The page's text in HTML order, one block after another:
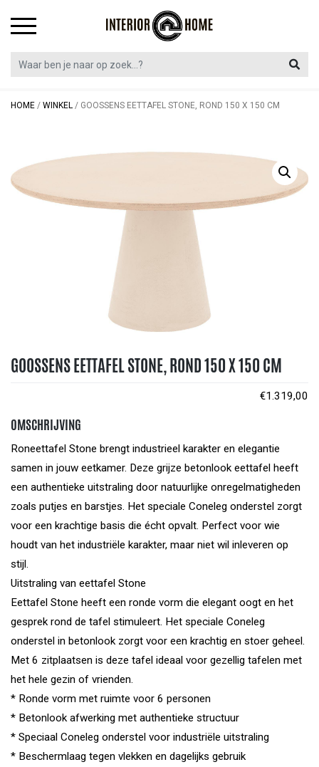
HOME / WINKEL / GOOSSENS EETTAFEL STONE, ROND 150 X 150 CM
GOOSSENS EETTAFEL STONE, ROND 150 X 150 CM
€1.319,00
OMSCHRIJVING
Roneettafel Stone brengt industrieel karakter en elegantie
samen in jouw eetkamer. Deze grijze betonlook eettafel heeft
een authentieke uitstraling door natuurlijke onregelmatigheden
zoals putjes en barstjes. Het speciale Coneleg onderstel zorgt
voor een krachtige basis die écht opvalt. Perfect voor wie
houdt van het industriële karakter, maar niet wil inleveren op
stijl.
Uitstraling van eettafel Stone
Eettafel Stone heeft een ronde vorm die elegant oogt en het
gesprek rond de tafel stimuleert. Het speciale Coneleg
onderstel in betonlook zorgt voor een krachtig en stoer geheel.
Met 6 zitplaatsen is deze tafel ideaal voor gezellig tafelen met
het hele gezin of vrienden.
* Ronde vorm met ruimte voor 6 personen
* Betonlook afwerking met authentieke structuur
* Speciaal Coneleg onderstel voor industriële uitstraling
* Beschermlaag tegen vlekken en dagelijks gebruik